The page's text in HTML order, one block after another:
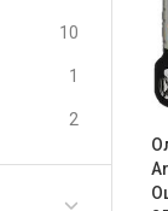
10
1
2
4
2